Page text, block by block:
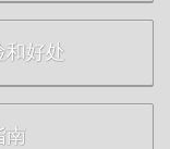
和好处
南